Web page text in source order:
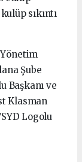
sıkıntı
Şube
Başkanı ve
Klasman
Logolu